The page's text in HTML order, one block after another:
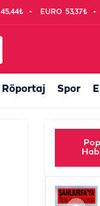
45,44₺ EURO 53,37₺
Röportaj Spor